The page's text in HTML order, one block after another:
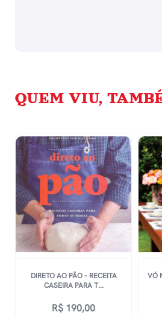
QUEM VIU,
DIRETO AO PÃO – RECEITA
CASEIRA PARA T...
R$ 190,00
VÓ